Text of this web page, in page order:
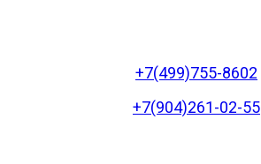
+7(499)755-8602
+7(904)261-02-55